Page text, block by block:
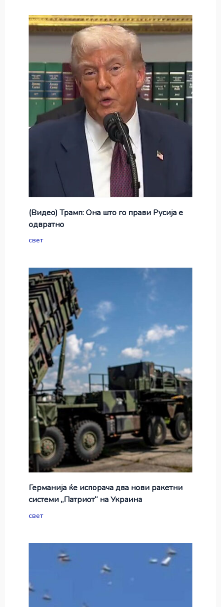
(Видео) Трамп: Она што го прави Русија е
одвратно
свет
Германија ќе испорача два нови ракетни
системи „Патриот“ на Украина
свет